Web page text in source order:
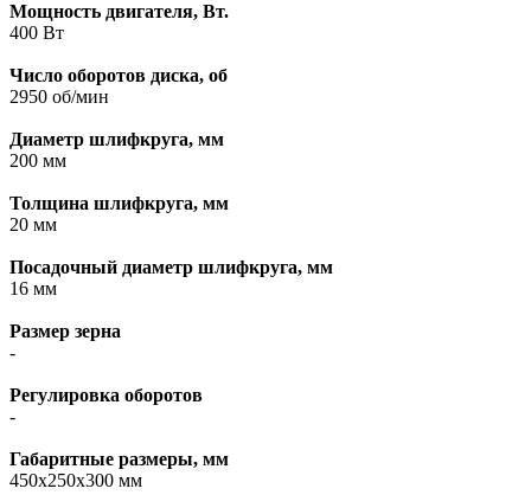
Мощность двигателя, Вт.
400 Вт
Число оборотов диска, об
2950 об/мин
Диаметр шлифкруга, мм
200 мм
Толщина шлифкруга, мм
20 мм
Посадочный диаметр шлифкруга, мм
16 мм
Размер зерна
-
Регулировка оборотов
-
Габаритные размеры, мм
450х250х300 мм